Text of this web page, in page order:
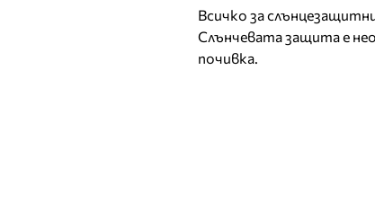
Всичко за
Слънчевата защита е
почивка.